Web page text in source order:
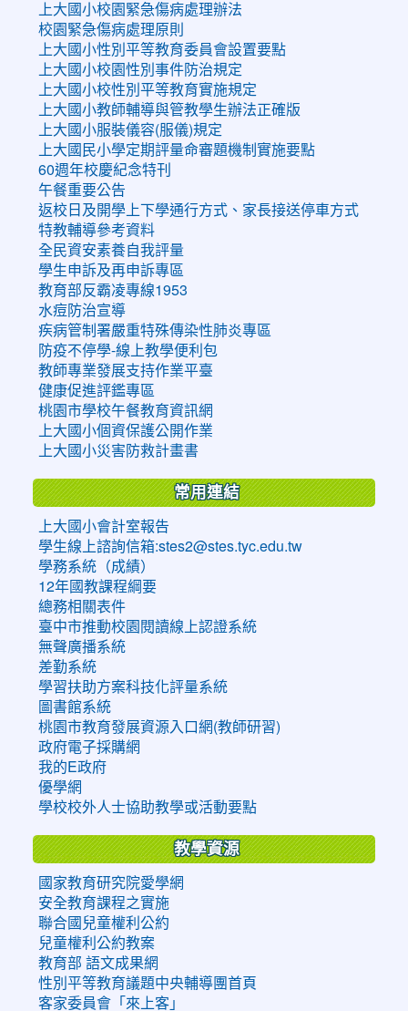
上大國小校園緊急傷病處理辦法
校園緊急傷病處理原則
上大國小性別平等教育委員會設置要點
上大國小校園性別事件防治規定
上大國小校性別平等教育實施規定
上大國小教師輔導與管教學生辦法正確版
上大國小服裝儀容(服儀)規定
上大國民小學定期評量命審題機制實施要點
60週年校慶紀念特刊
午餐重要公告
返校日及開學上下學通行方式、家長接送停車方式
特教輔導參考資料
全民資安素養自我評量
學生申訴及再申訴專區
教育部反霸凌專線1953
水痘防治宣導
疾病管制署嚴重特殊傳染性肺炎專區
防疫不停學-線上教學便利包
教師專業發展支持作業平臺
健康促進評鑑專區
桃園市學校午餐教育資訊網
上大國小個資保護公開作業
上大國小災害防救計畫書
常用連結
上大國小會計室報告
學生線上諮詢信箱:stes2@stes.tyc.edu.tw
學務系統（成績）
12年國教課程綱要
總務相關表件
臺中市推動校園閱讀線上認證系統
無聲廣播系統
差勤系統
學習扶助方案科技化評量系統
圖書館系統
桃園市教育發展資源入口網(教師研習)
政府電子採購網
我的E政府
優學網
學校校外人士協助教學或活動要點
教學資源
國家教育研究院愛學網
安全教育課程之實施
聯合國兒童權利公約
兒童權利公約教案
教育部 語文成果網
性別平等教育議題中央輔導團首頁
客家委員會「來上客」